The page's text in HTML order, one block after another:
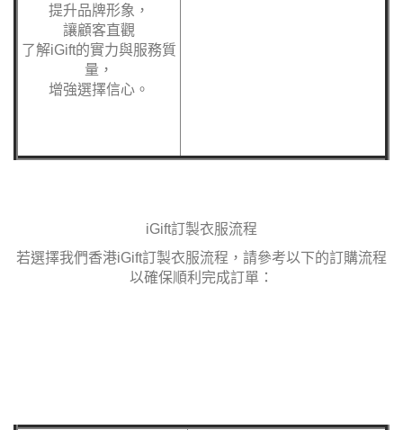
提升品牌形象，
讓顧客直觀
了解iGift的實力與服務質
量，
增強選擇信心。
iGift訂製衣服流程
若選擇我們香港iGift訂製衣服流程 ，請參考以下的訂購流程
以確保順利完成訂單：